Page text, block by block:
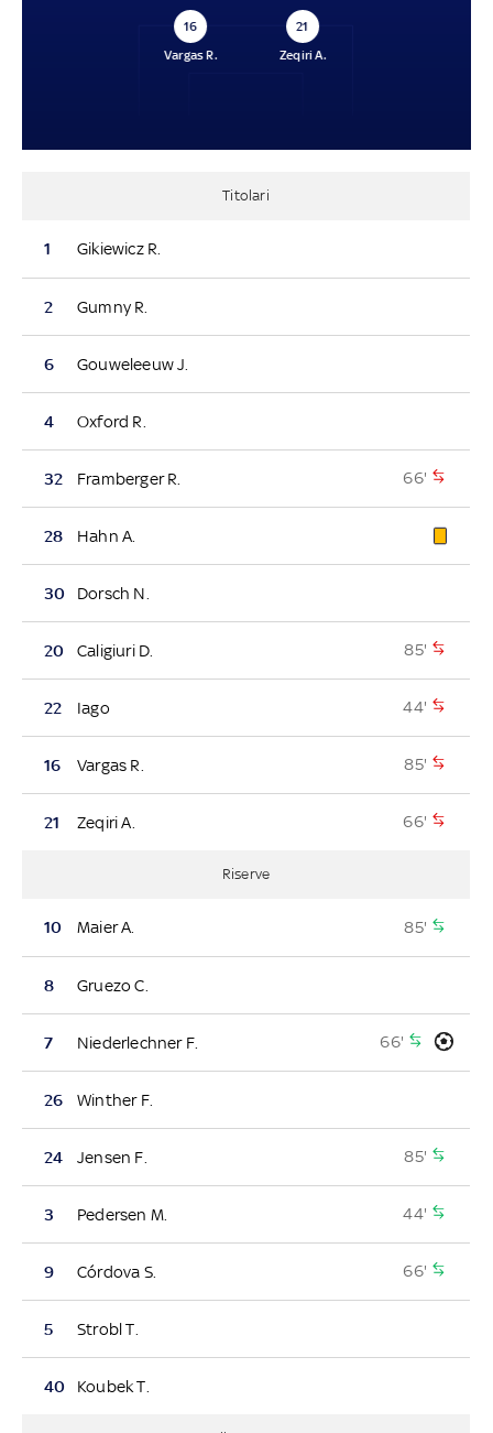
16
Vargas R.
21
Zeqiri A.
Titolari
1 Gikiewicz R.
2 Gumny R.
6 Gouweleeuw J.
4 Oxford R.
32 Framberger R. 66'
28 Hahn A.
30 Dorsch N.
20 Caligiuri D. 85'
22 Iago 44'
16 Vargas R. 85'
21 Zeqiri A. 66'
Riserve
10 Maier A. 85'
8 Gruezo C.
7 Niederlechner F. 66'
26 Winther F.
24 Jensen F. 85'
3 Pedersen M. 44'
9 Córdova S. 66'
5 Strobl T.
40 Koubek T.